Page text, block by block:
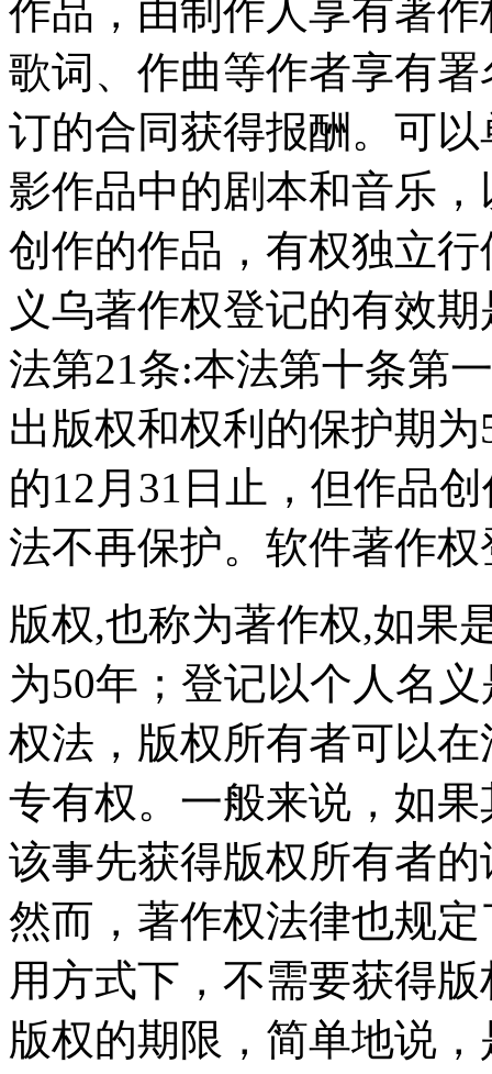
作品，由制作人享有著
歌词、作曲等作者享有
订的合同获得报酬。可
影作品中的剧本和音乐
创作的作品，有权独立
义乌著作权登记的有效
法第21条:本法第十条第
出版权和权利的保护期
的12月31日止，但作品
法不再保护。软件著作
版权,也称为著作权,如果
为50年；登记以个人名
权法，版权所有者可以
专有权。一般来说，如
该事先获得版权所有者
然而，著作权法律也规
用方式下，不需要获得
版权的期限，简单地说